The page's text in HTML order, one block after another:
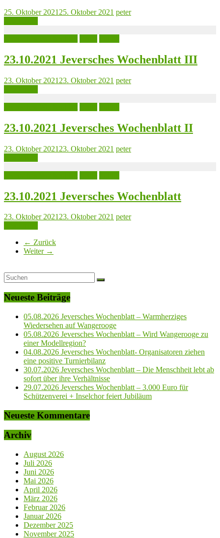
25. Oktober 2021 25. Oktober 2021 peter
23.10.2021 Jeversches Wochenblatt III
23. Oktober 2021 23. Oktober 2021 peter
23.10.2021 Jeversches Wochenblatt II
23. Oktober 2021 23. Oktober 2021 peter
23.10.2021 Jeversches Wochenblatt
23. Oktober 202123. Oktober 2021 peter
← Zurück
Weiter →
Neueste Beiträge
05.08.2026 Jeversches Wochenblatt – Warmherziges
Wiedersehen auf Wangerooge
05.08.2026 Jeversches Wochenblatt – Wird Wangerooge zu
einer Modellregion?
04.08.2026 Jeversches Wochenblatt- Organisatoren ziehen
eine positive Turnierbilanz
30.07.2026 Jeversches Wochenblatt – Die Menschheit lebt ab
sofort über ihre Verhältnisse
29.07.2026 Jeversches Wochenblatt – 3.000 Euro für
Schützenverei + Inselchor feiert Jubiläum
Neueste Kommentare
Archiv
August 2026
Juli 2026
Juni 2026
Mai 2026
April 2026
März 2026
Februar 2026
Januar 2026
Dezember 2025
November 2025